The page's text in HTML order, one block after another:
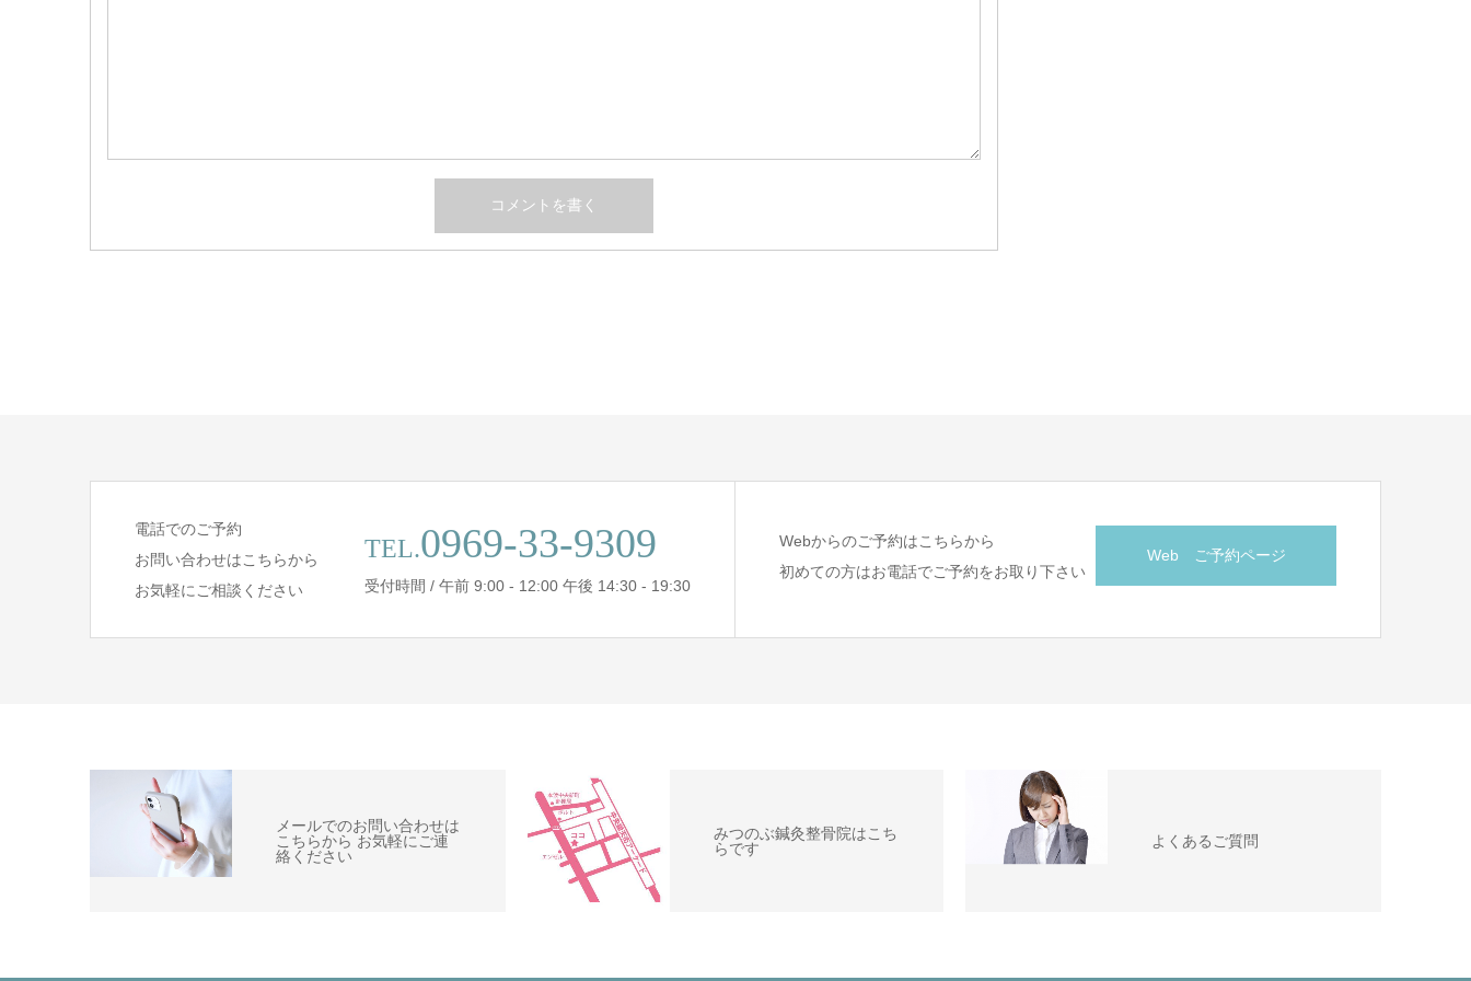
電話でのご予約
お問い合わせはこちらから
お気軽にご相談ください
TEL.0969-33‐9309
受付時間 / 午前 9:00 - 12:00 午後 14:30 - 19:30
Webからのご予約はこちらから
初めての方はお電話でご予約をお取り下さい
Web ご予約ページ
メールでのお問い合わせは
こちらから お気軽にご連
絡ください
みつのぶ鍼灸整骨院はこち
らです
よくあるご質問